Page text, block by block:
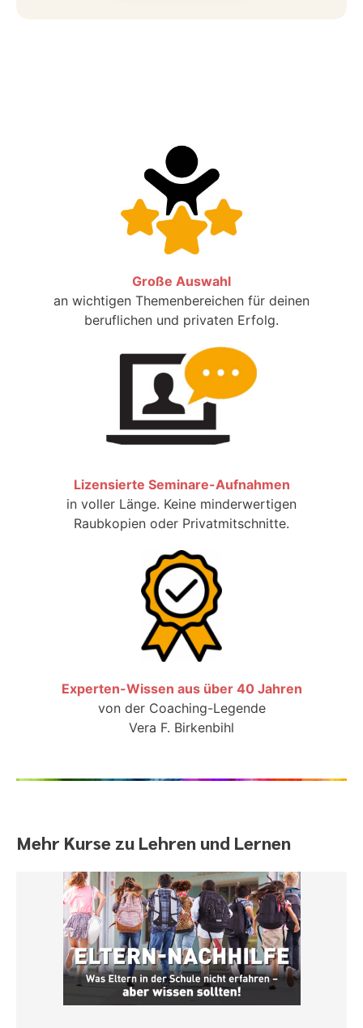
Große Auswahl
an wichtigen Themenbereichen für deinen
beruflichen und privaten Erfolg.
Lizensierte Seminare-Aufnahmen
in voller Länge. Keine minderwertigen
Raubkopien oder Privatmitschnitte.
Experten-Wissen aus über 40 Jahren
von der Coaching-Legende
Vera F. Birkenbihl
Mehr Kurse zu Lehren und Lernen